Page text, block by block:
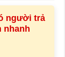
người trả
nhanh